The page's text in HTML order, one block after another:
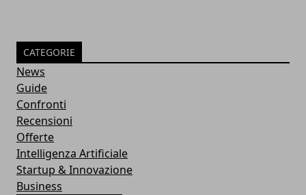
CATEGORIE
News
Guide
Confronti
Recensioni
Offerte
Intelligenza Artificiale
Startup & Innovazione
Business